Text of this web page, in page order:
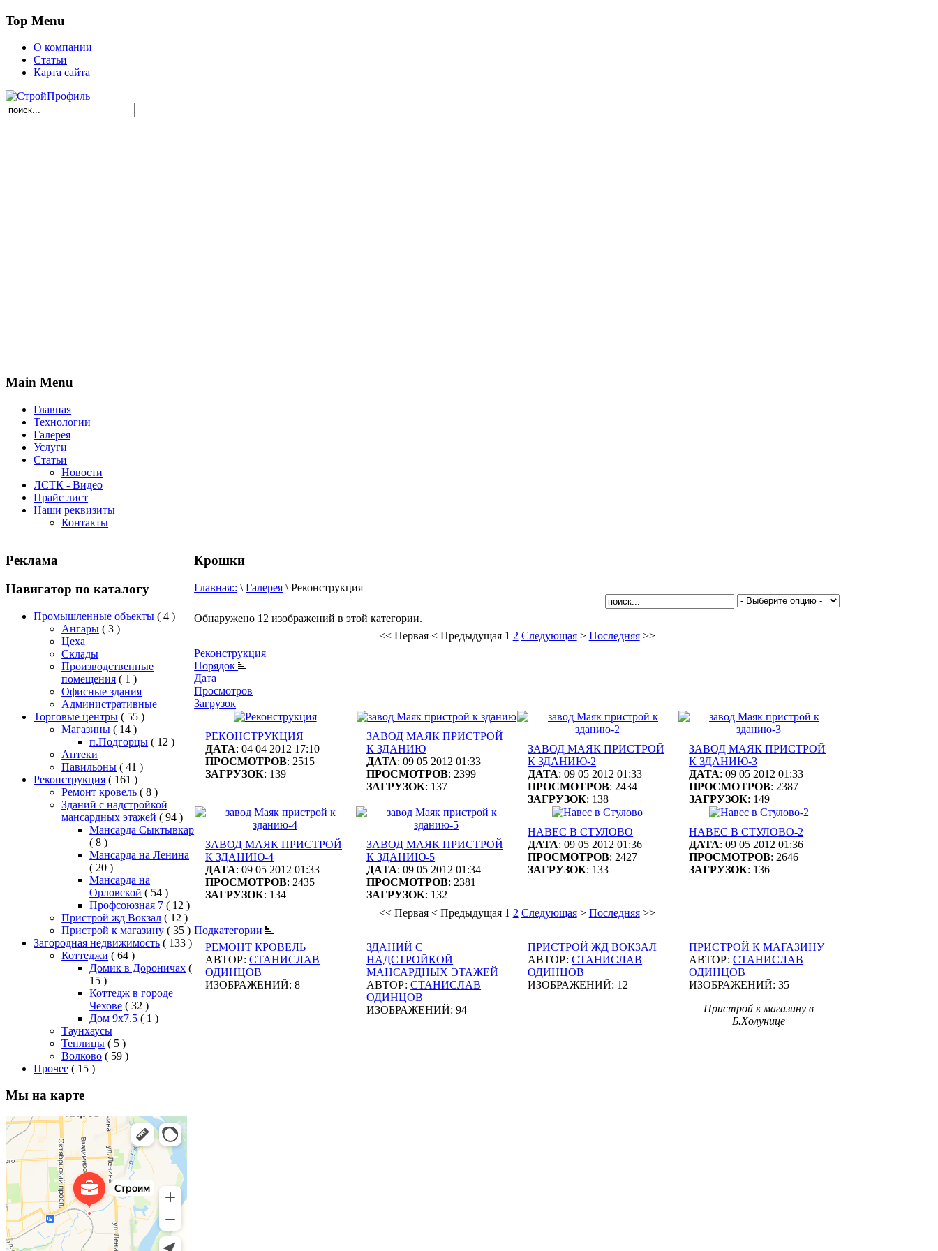
Top Menu
О компании
Статьи
Карта сайта
Main Menu
Главная
Технологии
Галерея
Услуги
Статьи
Новости
ЛСТК - Видео
Прайс лист
Наши реквизиты
Контакты
Реклама
Навигатор по каталогу
Промышленные объекты ( 4 )
Ангары ( 3 )
Цеха
Склады
Производственные
помещения ( 1 )
Офисные здания
Административные
Торговые центры ( 55 )
Магазины ( 14 )
п.Подгорцы ( 12 )
Аптеки
Павильоны ( 41 )
Реконструкция ( 161 )
Ремонт кровель ( 8 )
Зданий с надстройкой
мансардных этажей ( 94 )
Мансарда Сыктывкар
( 8 )
Мансарда на Ленина
( 20 )
Мансарда на
Орловской ( 54 )
Профсоюзная 7 ( 12 )
Пристрой жд Вокзал ( 12 )
Пристрой к магазину ( 35 )
Загородная недвижимость ( 133 )
Коттеджи ( 64 )
Домик в Дороничах (
15 )
Коттедж в городе
Чехове ( 32 )
Дом 9x7.5 ( 1 )
Таунхаусы
Теплицы ( 5 )
Волково ( 59 )
Прочее ( 15 )
Мы на карте
Крошки
Главная:: \Галерея \ Реконструкция
Обнаружено 12 изображений в этой категории.
<< Первая< Предыдущая 1 2 Следующая> Последняя>>
Реконструкция
Порядок
Дата
Просмотров
Загрузок
РЕКОНСТРУКЦИЯ
ДАТА: 04 04 2012 17:10
ПРОСМОТРОВ: 2515
ЗАГРУЗОК: 139
ЗАВОД МАЯК ПРИСТРОЙ
К ЗДАНИЮ
ДАТА: 09 05 2012 01:33
ПРОСМОТРОВ: 2399
ЗАГРУЗОК: 137
ЗАВОД МАЯК ПРИСТРОЙ
К ЗДАНИЮ-2
ДАТА: 09 05 2012 01:33
ПРОСМОТРОВ: 2434
ЗАГРУЗОК: 138
ЗАВОД МАЯК ПРИСТРОЙ
К ЗДАНИЮ-3
ДАТА: 09 05 2012 01:33
ПРОСМОТРОВ: 2387
ЗАГРУЗОК: 149
ЗАВОД МАЯК ПРИСТРОЙ
К ЗДАНИЮ-4
ДАТА: 09 05 2012 01:33
ПРОСМОТРОВ: 2435
ЗАГРУЗОК: 134
ЗАВОД МАЯК ПРИСТРОЙ
К ЗДАНИЮ-5
ДАТА: 09 05 2012 01:34
ПРОСМОТРОВ: 2381
ЗАГРУЗОК: 132
НАВЕС В СТУЛОВО
ДАТА: 09 05 2012 01:36
ПРОСМОТРОВ: 2427
ЗАГРУЗОК: 133
НАВЕС В СТУЛОВО-2
ДАТА: 09 05 2012 01:36
ПРОСМОТРОВ: 2646
ЗАГРУЗОК: 136
<< Первая< Предыдущая 1 2 Следующая> Последняя>>
Подкатегории
РЕМОНТ КРОВЕЛЬ
АВТОР:СТАНИСЛАВ
ОДИНЦОВ
ИЗОБРАЖЕНИЙ: 8
ЗДАНИЙ С
НАДСТРОЙКОЙ
МАНСАРДНЫХ ЭТАЖЕЙ
АВТОР:СТАНИСЛАВ
ОДИНЦОВ
ИЗОБРАЖЕНИЙ: 94
ПРИСТРОЙ ЖД ВОКЗАЛ
АВТОР:СТАНИСЛАВ
ОДИНЦОВ
ИЗОБРАЖЕНИЙ: 12
ПРИСТРОЙ К МАГАЗИНУ
АВТОР:СТАНИСЛАВ
ОДИНЦОВ
ИЗОБРАЖЕНИЙ: 35
Пристрой к магазину в
Б.Холунице